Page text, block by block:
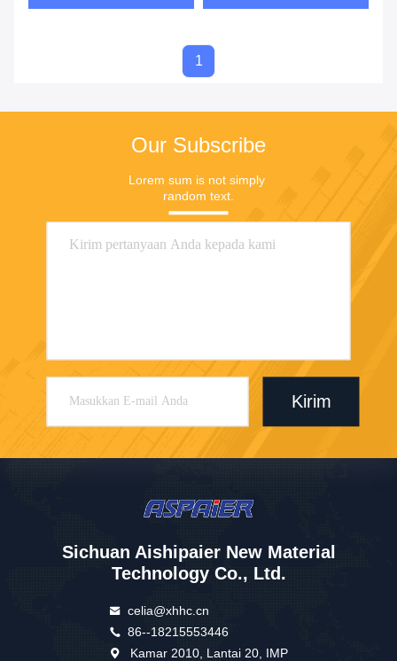
1
Our Subscribe
Lorem sum is not simply
random text.
Kirim
Sichuan Aishipaier New Material
Technology Co., Ltd.
celia@xhhc.cn
86--18215553446
Kamar 2010, Lantai 20, IMP